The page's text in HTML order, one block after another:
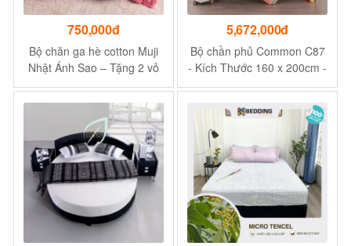
750,000đ
Bộ chăn ga hè cotton Muji
Nhật Ánh Sao – Tặng 2 vỏ
gối nằm - Màu đỏ ngọt
ngào
5,672,000đ
Bộ chần phủ Common C87
- Kích Thước 160 x 200cm -
Họa tiết thổ cẩm